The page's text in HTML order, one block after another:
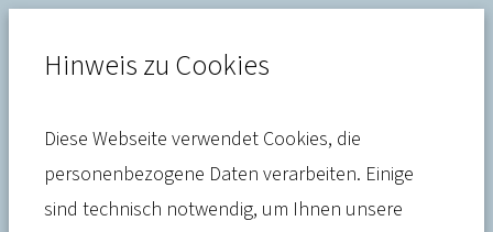
Gesundheitssystem
Hinweis zu Cookies
Diese Webseite verwendet Cookies, die
personenbezogene Daten verarbeiten. Einige
sind technisch notwendig, um Ihnen unsere